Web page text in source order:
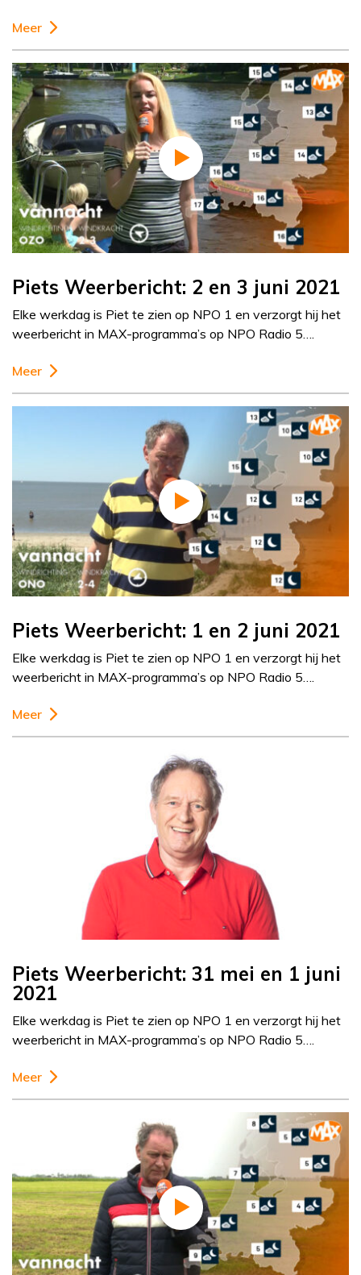
Meer
Piets Weerbericht: 2 en 3 juni 2021
Elke werkdag is Piet te zien op NPO 1 en verzorgt hij het
weerbericht in MAX-programma’s op NPO Radio 5….
Meer
Piets Weerbericht: 1 en 2 juni 2021
Elke werkdag is Piet te zien op NPO 1 en verzorgt hij het
weerbericht in MAX-programma’s op NPO Radio 5….
Meer
Piets Weerbericht: 31 mei en 1 juni
2021
Elke werkdag is Piet te zien op NPO 1 en verzorgt hij het
weerbericht in MAX-programma’s op NPO Radio 5….
Meer